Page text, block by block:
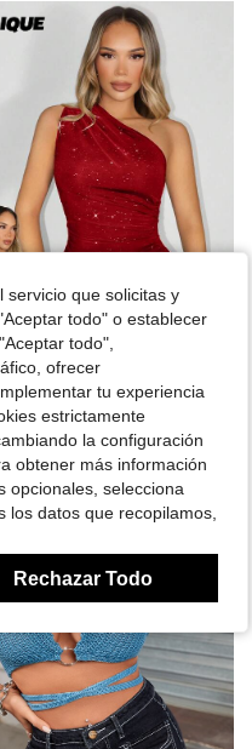
Body de mujer de moda con pliegues y pedrería, para uso diario en verano
100+ vendidos
servicio que solicitas y
todo" o establecer
todo",
ofrecer
tu experiencia
estrictamente
la configuración
obtener más información
opcionales, selecciona
datos que recopilamos,
Rechazar Todo